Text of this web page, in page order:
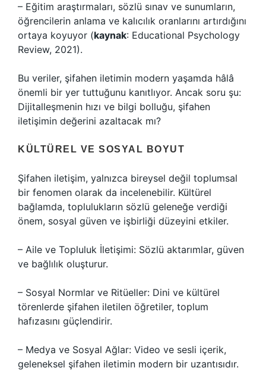
– Eğitim araştırmaları, sözlü sınav ve sunumların,
öğrencilerin anlama ve kalıcılık oranlarını artırdığını
ortaya koyuyor (kaynak: Educational Psychology
Review, 2021).
Bu veriler, şifahen iletimin modern yaşamda hâlâ
önemli bir yer tuttuğunu kanıtlıyor. Ancak soru şu:
Dijitalleşmenin hızı ve bilgi bolluğu, şifahen
iletişimin değerini azaltacak mı?
KÜLTÜREL VE SOSYAL BOYUT
Şifahen iletişim, yalnızca bireysel değil toplumsal
bir fenomen olarak da incelenebilir. Kültürel
bağlamda, toplulukların sözlü geleneğe verdiği
önem, sosyal güven ve işbirliği düzeyini etkiler.
– Aile ve Topluluk İletişimi: Sözlü aktarımlar, güven
ve bağlılık oluşturur.
– Sosyal Normlar ve Ritüeller: Dini ve kültürel
törenlerde şifahen iletilen öğretiler, toplum
hafızasını güçlendirir.
– Medya ve Sosyal Ağlar: Video ve sesli içerik,
geleneksel şifahen iletimin modern bir uzantısıdır.